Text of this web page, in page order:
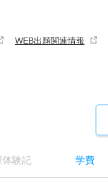
WEB出願関連情報
体験記 学費